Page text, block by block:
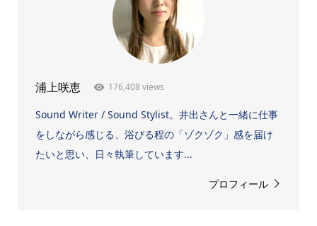
浦上咲恵 176,408 views
Sound Writer / Sound Stylist。井出さんと一緒に仕事
をしながら感じる、浴びる程の「ゾクゾク」感を届け
たいと思い、日々執筆しています...
プロフィール